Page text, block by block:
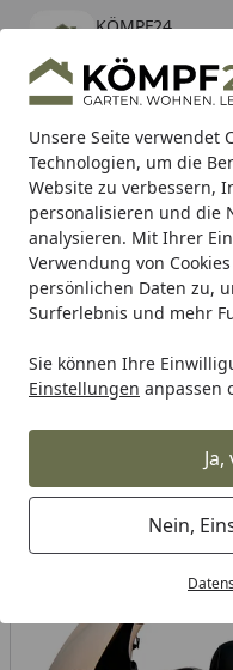
Unsere Seite verwendet
Technologien, um die
Website zu verbessern,
personalisieren und die
analysieren. Mit Ihrer
Verwendung von
persönlichen Daten zu,
Surferlebnis und mehr
Sie können Ihre
Einstellungen anpassen
Nein,
KÖMPF24
kostenlos - Im App Store
Alle Produkte
Mein Konto
Suchen
Karibu Pools inkl.
Starterset
Startseite
Shad Gepäck
SHAD Top